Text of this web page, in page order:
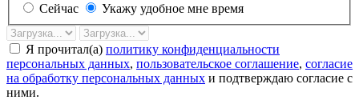
Сейчас
Укажу удобное мне время
Дата
звонка
Время
Я прочитал(а) политику конфиденциальности
персональных данных, пользовательское соглашение, согласие
на обработку персональных данных и подтверждаю согласие с
ними.